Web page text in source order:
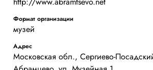
Формат организации
музей
Адрес
Московская обл., Сергиево-